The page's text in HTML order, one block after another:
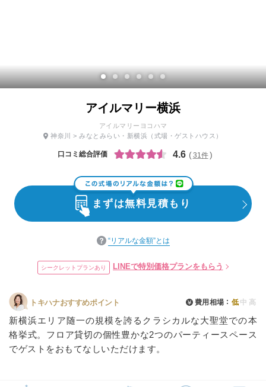
アイルマリー横浜
アイルマリーヨコハマ
神奈川
>みなとみらい・新横浜 （式場・ゲストハウス）
口コミ総合評価 4.6 31件
まずは無料見積もり
“リアルな金額”とは
シークレットプランあり LINEで特別価格プランをもらう
トキハナおすすめポイント 費用相場 低 中 高
新横浜エリア随一の規模を誇るクラシカルな大聖堂での本
格挙式。フロア貸切の個性豊かな2つのパーティースペース
でゲストをおもてなしいただけます。